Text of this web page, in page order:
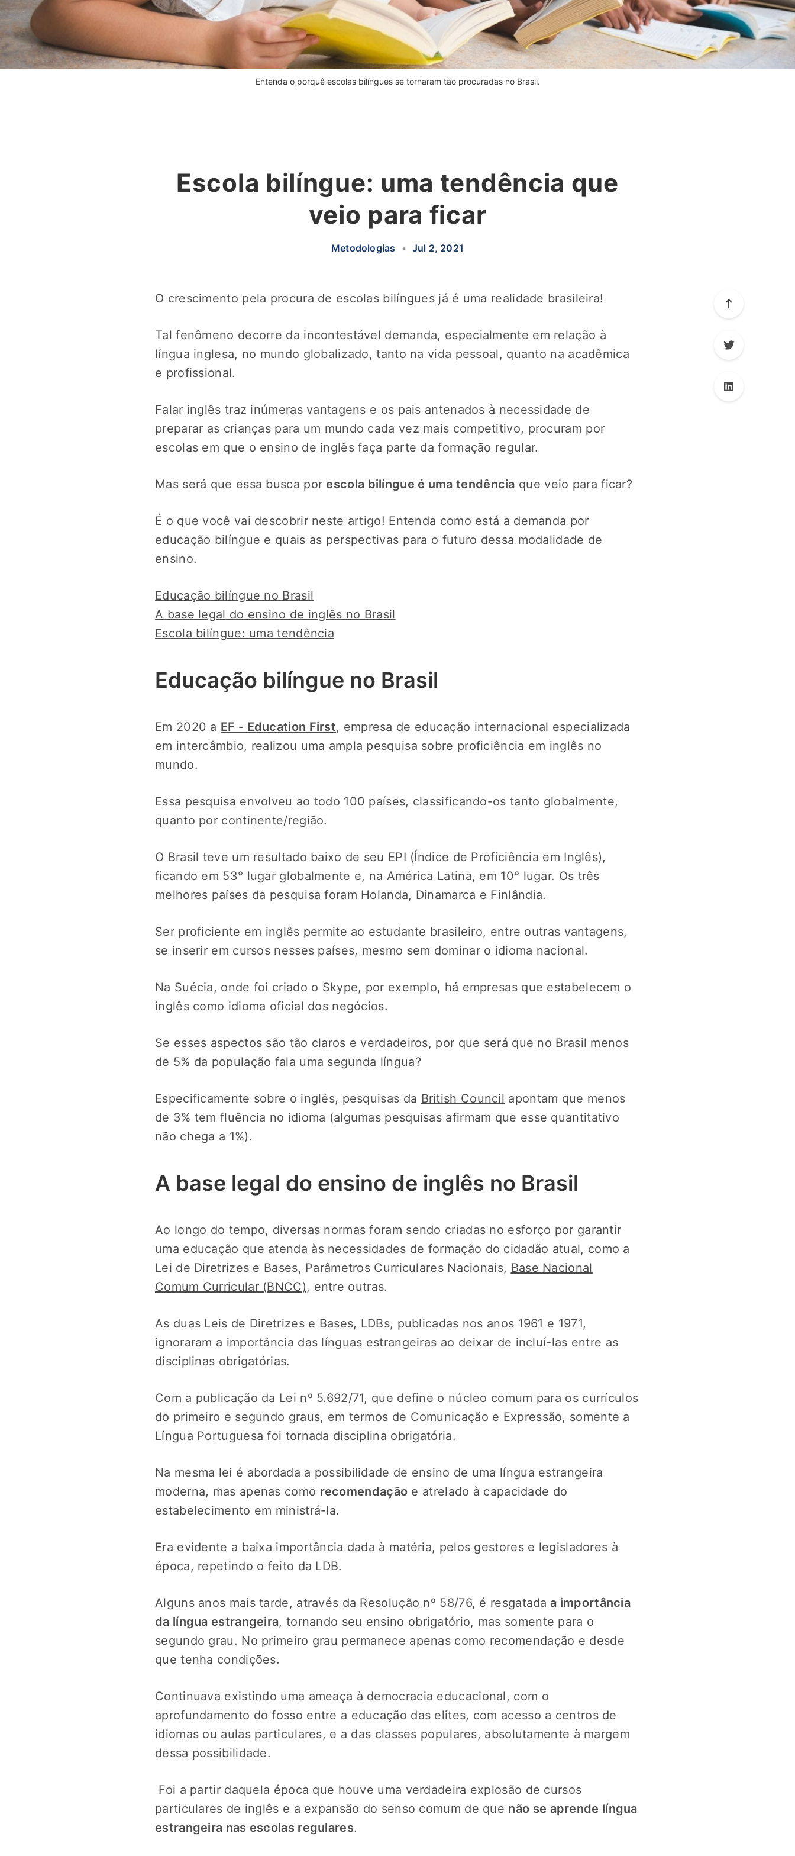
Entenda o porquê escolas bilíngues se tornaram tão procuradas no Brasil.
Escola bilíngue: uma tendência que
veio para ficar
Metodologias • Jul 2, 2021
O crescimento pela procura de escolas bilíngues já é uma realidade brasileira!
Tal fenômeno decorre da incontestável demanda, especialmente em relação à
língua inglesa, no mundo globalizado, tanto na vida pessoal, quanto na acadêmica
e profissional.
Falar inglês traz inúmeras vantagens e os pais antenados à necessidade de
preparar as crianças para um mundo cada vez mais competitivo, procuram por
escolas em que o ensino de inglês faça parte da formação regular.
Mas será que essa busca por escola bilíngue é uma tendência que veio para ficar?
É o que você vai descobrir neste artigo! Entenda como está a demanda por
educação bilíngue e quais as perspectivas para o futuro dessa modalidade de
ensino.
Educação bilíngue no Brasil
A base legal do ensino de inglês no Brasil
Escola bilíngue: uma tendência
Educação bilíngue no Brasil
Em 2020 a EF - Education First, empresa de educação internacional especializada
em intercâmbio, realizou uma ampla pesquisa sobre proficiência em inglês no
mundo.
Essa pesquisa envolveu ao todo 100 países, classificando-os tanto globalmente,
quanto por continente/região.
O Brasil teve um resultado baixo de seu EPI (Índice de Proficiência em Inglês),
ficando em 53° lugar globalmente e, na América Latina, em 10° lugar. Os três
melhores países da pesquisa foram Holanda, Dinamarca e Finlândia.
Ser proficiente em inglês permite ao estudante brasileiro, entre outras vantagens,
se inserir em cursos nesses países, mesmo sem dominar o idioma nacional.
Na Suécia, onde foi criado o Skype, por exemplo, há empresas que estabelecem o
inglês como idioma oficial dos negócios.
Se esses aspectos são tão claros e verdadeiros, por que será que no Brasil menos
de 5% da população fala uma segunda língua?
Especificamente sobre o inglês, pesquisas da British Council apontam que menos
de 3% tem fluência no idioma (algumas pesquisas afirmam que esse quantitativo
não chega a 1%).
A base legal do ensino de inglês no Brasil
Ao longo do tempo, diversas normas foram sendo criadas no esforço por garantir
uma educação que atenda às necessidades de formação do cidadão atual, como a
Lei de Diretrizes e Bases, Parâmetros Curriculares Nacionais, Base Nacional
Comum Curricular (BNCC), entre outras.
As duas Leis de Diretrizes e Bases, LDBs, publicadas nos anos 1961 e 1971,
ignoraram a importância das línguas estrangeiras ao deixar de incluí-las entre as
disciplinas obrigatórias.
Com a publicação da Lei nº 5.692/71, que define o núcleo comum para os currículos
do primeiro e segundo graus, em termos de Comunicação e Expressão, somente a
Língua Portuguesa foi tornada disciplina obrigatória.
Na mesma lei é abordada a possibilidade de ensino de uma língua estrangeira
moderna, mas apenas como recomendação e atrelado à capacidade do
estabelecimento em ministrá-la.
Era evidente a baixa importância dada à matéria, pelos gestores e legisladores à
época, repetindo o feito da LDB.
Alguns anos mais tarde, através da Resolução nº 58/76, é resgatada a importância
da língua estrangeira, tornando seu ensino obrigatório, mas somente para o
segundo grau. No primeiro grau permanece apenas como recomendação e desde
que tenha condições.
Continuava existindo uma ameaça à democracia educacional, com o
aprofundamento do fosso entre a educação das elites, com acesso a centros de
idiomas ou aulas particulares, e a das classes populares, absolutamente à margem
dessa possibilidade.
Foi a partir daquela época que houve uma verdadeira explosão de cursos
particulares de inglês e a expansão do senso comum de que não se aprende língua
estrangeira nas escolas regulares.